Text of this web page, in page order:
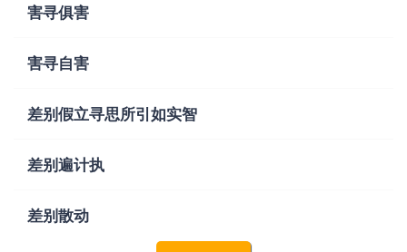
害寻俱害
害寻自害
差别假立寻思所引如实智
差别遍计执
差别散动